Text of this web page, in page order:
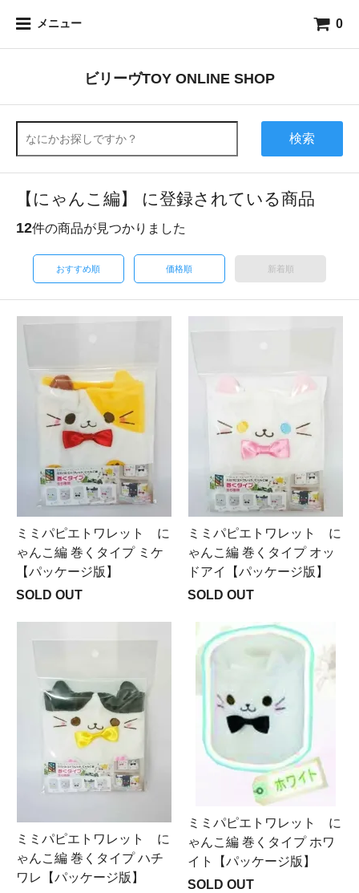
メニュー 0
ビリーヴTOY ONLINE SHOP
検索
【にゃんこ編】 に登録されている商品
12件の商品が見つかりました
おすすめ順 価格順 新着順
ミミパピエトワレット に
ゃんこ編 巻くタイプ ミケ
【パッケージ版】
SOLD OUT
ミミパピエトワレット に
ゃんこ編 巻くタイプ オッ
ドアイ【パッケージ版】
SOLD OUT
ミミパピエトワレット に
ゃんこ編 巻くタイプ ハチ
ワレ【パッケージ版】
ミミパピエトワレット に
ゃんこ編 巻くタイプ ホワ
イト【パッケージ版】
SOLD OUT